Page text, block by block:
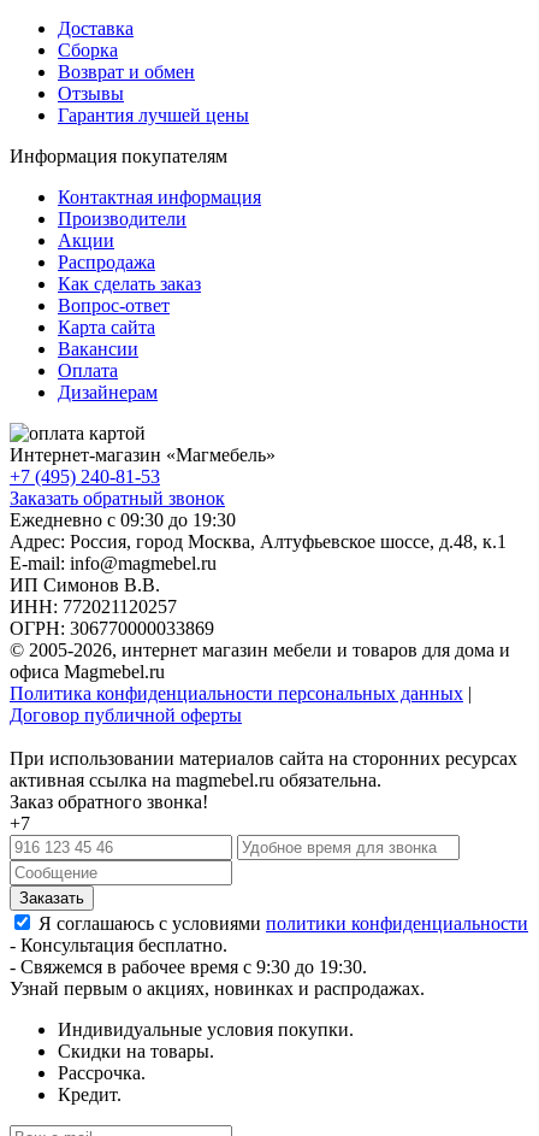
Доставка
Сборка
Возврат и обмен
Отзывы
Гарантия лучшей цены
Информация покупателям
Контактная информация
Производители
Акции
Распродажа
Как сделать заказ
Вопрос-ответ
Карта сайта
Вакансии
Оплата
Дизайнерам
Интернет-магазин «Магмебель»
+7 (495) 240-81-53
Заказать обратный звонок
Ежедневно с 09:30 до 19:30
Адрес: Россия, город Москва, Алтуфьевское шоссе, д.48, к.1
E-mail: info@magmebel.ru
ИП Симонов В.В.
ИНН: 772021120257
ОГРН: 306770000033869
© 2005-2026, интернет магазин мебели и товаров для дома и
офиса Magmebel.ru
Политика конфиденциальности персональных данных |
Договор публичной оферты
При использовании материалов сайта на сторонних ресурсах
активная ссылка на magmebel.ru обязательна.
Заказ обратного звонка!
+7
Я соглашаюсь с условиями политики конфиденциальности
- Консультация бесплатно.
- Свяжемся в рабочее время с 9:30 до 19:30.
Узнай первым о акциях, новинках и распродажах.
Индивидуальные условия покупки.
Скидки на товары.
Рассрочка.
Кредит.